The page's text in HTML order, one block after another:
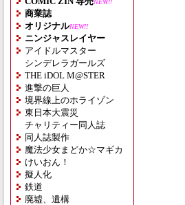
商業誌
オリジナルNEW!!
ニンジャスレイヤー
アイドルマスター
シンデレラガールズ
THE iDOL M@STER
進撃の巨人
境界線上のホライゾン
東日本大震災
チャリティー同人誌
同人誌製作
魔法少女まどか☆マギカ
けいおん！
擬人化
鉄道
廃墟、遺構